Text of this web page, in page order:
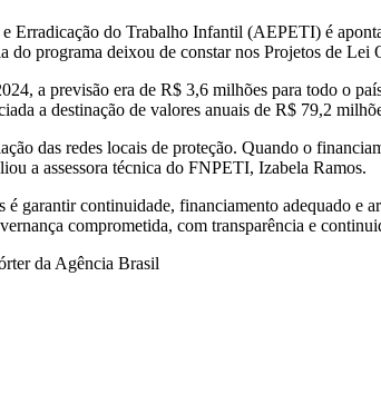
e Erradicação do Trabalho Infantil (AEPETI) é
do programa deixou de constar nos Projetos de
a previsão era de R$ 3,6 milhões para todo o
a destinação de valores anuais de R$ 79,2
das redes locais de proteção. Quando o
a assessora técnica do FNPETI, Izabela Ramos.
garantir continuidade, financiamento adequado e
comprometida, com transparência e
da Agência Brasil